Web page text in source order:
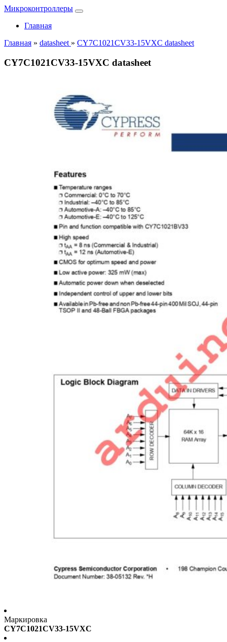
Микроконтроллеры
Главная
Главная » datasheet » CY7C1021CV33-15VXC datasheet
CY7C1021CV33-15VXC datasheet
Маркировка
CY7C1021CV33-15VXC